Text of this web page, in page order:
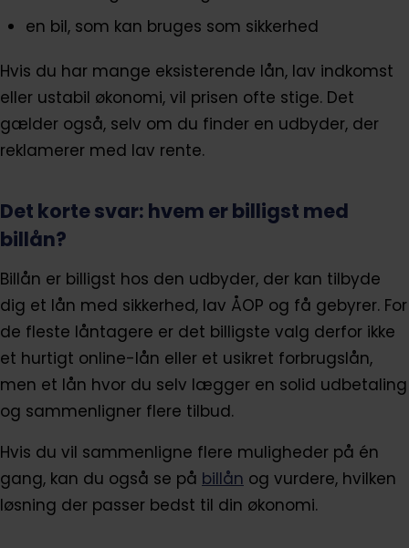
en bil, som kan bruges som sikkerhed
Hvis du har mange eksisterende lån, lav indkomst
eller ustabil økonomi, vil prisen ofte stige. Det
gælder også, selv om du finder en udbyder, der
reklamerer med lav rente.
Det korte svar: hvem er billigst med
billån?
Billån er billigst hos den udbyder, der kan tilbyde
dig et lån med sikkerhed, lav ÅOP og få gebyrer. For
de fleste låntagere er det billigste valg derfor ikke
et hurtigt online-lån eller et usikret forbrugslån,
men et lån hvor du selv lægger en solid udbetaling
og sammenligner flere tilbud.
Hvis du vil sammenligne flere muligheder på én
gang, kan du også se på billån og vurdere, hvilken
løsning der passer bedst til din økonomi.